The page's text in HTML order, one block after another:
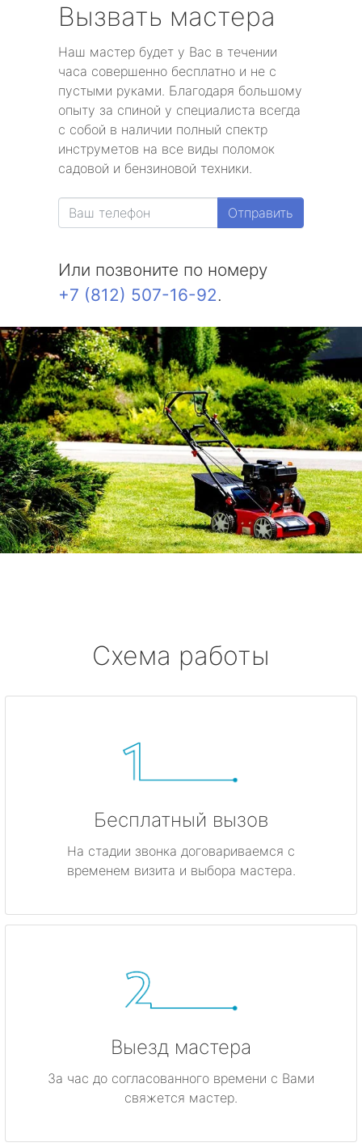
Вызвать мастера
Наш мастер будет у Вас в течении
часа совершенно бесплатно и не с
пустыми руками. Благодаря большому
опыту за спиной у специалиста всегда
с собой в наличии полный спектр
инструметов на все виды поломок
садовой и бензиновой техники.
Отправить
Или позвоните по номеру
+7 (812) 507-16-92.
Схема работы
Бесплатный вызов
На стадии звонка договариваемся с
временем визита и выбора мастера.
Выезд мастера
За час до согласованного времени с Вами
свяжется мастер.